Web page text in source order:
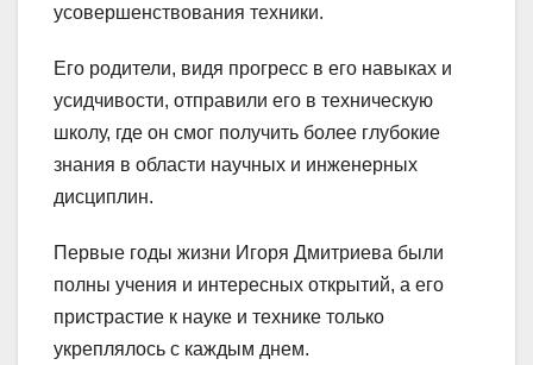
усовершенствования техники.
Его родители, видя прогресс в его навыках и
усидчивости, отправили его в техническую
школу, где он смог получить более глубокие
знания в области научных и инженерных
дисциплин.
Первые годы жизни Игоря Дмитриева были
полны учения и интересных открытий, а его
пристрастие к науке и технике только
укреплялось с каждым днем.